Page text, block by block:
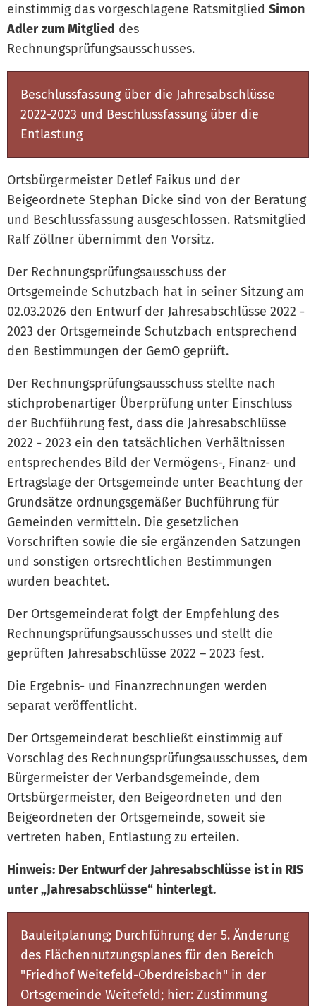
einstimmig das vorgeschlagene Ratsmitglied Simon
Adler zum Mitglied des
Rechnungsprüfungsausschusses.
Beschlussfassung über die Jahresabschlüsse
2022-2023 und Beschlussfassung über die
Entlastung
Ortsbürgermeister Detlef Faikus und der
Beigeordnete Stephan Dicke sind von der Beratung
und Beschlussfassung ausgeschlossen. Ratsmitglied
Ralf Zöllner übernimmt den Vorsitz.
Der Rechnungsprüfungsausschuss der
Ortsgemeinde Schutzbach hat in seiner Sitzung am
02.03.2026 den Entwurf der Jahresabschlüsse 2022 -
2023 der Ortsgemeinde Schutzbach entsprechend
den Bestimmungen der GemO geprüft.
Der Rechnungsprüfungsausschuss stellte nach
stichprobenartiger Überprüfung unter Einschluss
der Buchführung fest, dass die Jahresabschlüsse
2022 - 2023 ein den tatsächlichen Verhältnissen
entsprechendes Bild der Vermögens-, Finanz- und
Ertragslage der Ortsgemeinde unter Beachtung der
Grundsätze ordnungsgemäßer Buchführung für
Gemeinden vermitteln. Die gesetzlichen
Vorschriften sowie die sie ergänzenden Satzungen
und sonstigen ortsrechtlichen Bestimmungen
wurden beachtet.
Der Ortsgemeinderat folgt der Empfehlung des
Rechnungsprüfungsausschusses und stellt die
geprüften Jahresabschlüsse 2022 – 2023 fest.
Die Ergebnis- und Finanzrechnungen werden
separat veröffentlicht.
Der Ortsgemeinderat beschließt einstimmig auf
Vorschlag des Rechnungsprüfungsausschusses, dem
Bürgermeister der Verbandsgemeinde, dem
Ortsbürgermeister, den Beigeordneten und den
Beigeordneten der Ortsgemeinde, soweit sie
vertreten haben, Entlastung zu erteilen.
Hinweis: Der Entwurf der Jahresabschlüsse ist in RIS
unter „Jahresabschlüsse“ hinterlegt.
Bauleitplanung; Durchführung der 5. Änderung
des Flächennutzungsplanes für den Bereich
"Friedhof Weitefeld-Oberdreisbach" in der
Ortsgemeinde Weitefeld; hier: Zustimmung